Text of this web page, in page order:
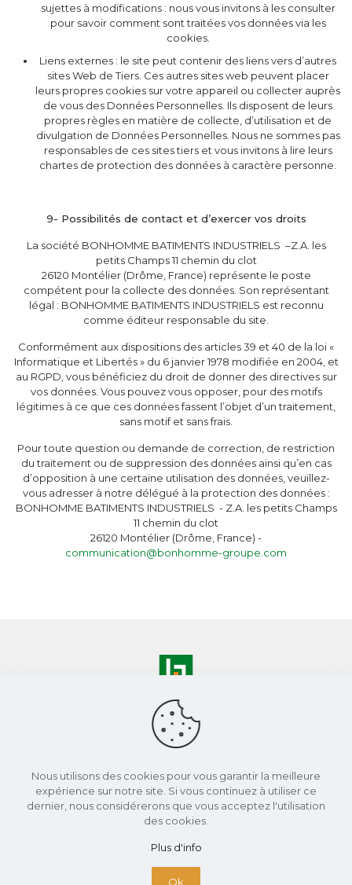
sujettes à modifications : nous vous invitons à les consulter
pour savoir comment sont traitées vos données via les
cookies.
Liens externes : le site peut contenir des liens vers d’autres
sites Web de Tiers. Ces autres sites web peuvent placer
leurs propres cookies sur votre appareil ou collecter auprès
de vous des Données Personnelles. Ils disposent de leurs
propres règles en matière de collecte, d’utilisation et de
divulgation de Données Personnelles. Nous ne sommes pas
responsables de ces sites tiers et vous invitons à lire leurs
chartes de protection des données à caractère personne.
9- Possibilités de contact et d’exercer vos droits
La société BONHOMME BATIMENTS INDUSTRIELS –Z.A. les
petits Champs 11 chemin du clot
26120 Montélier (Drôme, France) représente le poste
compétent pour la collecte des données. Son représentant
légal : BONHOMME BATIMENTS INDUSTRIELS est reconnu
comme éditeur responsable du site.
Conformément aux dispositions des articles 39 et 40 de la loi «
Informatique et Libertés » du 6 janvier 1978 modifiée en 2004, et
au RGPD, vous bénéficiez du droit de donner des directives sur
vos données. Vous pouvez vous opposer, pour des motifs
légitimes à ce que ces données fassent l’objet d’un traitement,
sans motif et sans frais.
Pour toute question ou demande de correction, de restriction
du traitement ou de suppression des données ainsi qu’en cas
d’opposition à une certaine utilisation des données, veuillez-
vous adresser à notre délégué à la protection des données :
BONHOMME BATIMENTS INDUSTRIELS - Z.A. les petits Champs
11 chemin du clot
26120 Montélier (Drôme, France) -
communication@bonhomme-groupe.com
04 75 59 91 30
contact@bonhomme-immobilis.com
ZA les petits champs
11 chemin du Clos
Nous utilisons des cookies pour vous garantir la meilleure
expérience sur notre site. Si vous continuez à utiliser ce
dernier, nous considérerons que vous acceptez l'utilisation
des cookies.
Plus d'info
Ok